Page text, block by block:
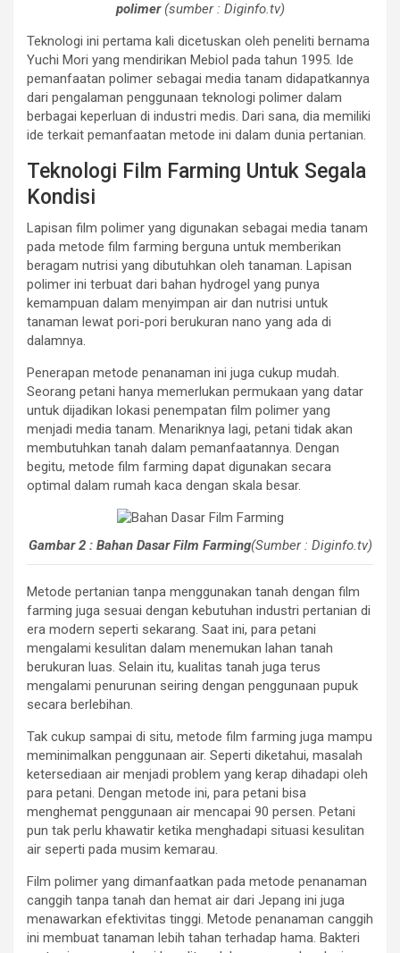
polimer(sumber : Diginfo.tv)
Teknologi ini pertama kali dicetuskan oleh peneliti bernama
Yuchi Mori yang mendirikan Mebiol pada tahun 1995. Ide
pemanfaatan polimer sebagai media tanam didapatkannya
dari pengalaman penggunaan teknologi polimer dalam
berbagai keperluan di industri medis. Dari sana, dia memiliki
ide terkait pemanfaatan metode ini dalam dunia pertanian.
Teknologi Film Farming Untuk Segala
Kondisi
Lapisan film polimer yang digunakan sebagai media tanam
pada metode film farming berguna untuk memberikan
beragam nutrisi yang dibutuhkan oleh tanaman. Lapisan
polimer ini terbuat dari bahan hydrogel yang punya
kemampuan dalam menyimpan air dan nutrisi untuk
tanaman lewat pori-pori berukuran nano yang ada di
dalamnya.
Penerapan metode penanaman ini juga cukup mudah.
Seorang petani hanya memerlukan permukaan yang datar
untuk dijadikan lokasi penempatan film polimer yang
menjadi media tanam. Menariknya lagi, petani tidak akan
membutuhkan tanah dalam pemanfaatannya. Dengan
begitu, metode film farming dapat digunakan secara
optimal dalam rumah kaca dengan skala besar.
Gambar 2 : Bahan Dasar Film Farming(Sumber : Diginfo.tv)
Metode pertanian tanpa menggunakan tanah dengan film
farming juga sesuai dengan kebutuhan industri pertanian di
era modern seperti sekarang. Saat ini, para petani
mengalami kesulitan dalam menemukan lahan tanah
berukuran luas. Selain itu, kualitas tanah juga terus
mengalami penurunan seiring dengan penggunaan pupuk
secara berlebihan.
Tak cukup sampai di situ, metode film farming juga mampu
meminimalkan penggunaan air. Seperti diketahui, masalah
ketersediaan air menjadi problem yang kerap dihadapi oleh
para petani. Dengan metode ini, para petani bisa
menghemat penggunaan air mencapai 90 persen. Petani
pun tak perlu khawatir ketika menghadapi situasi kesulitan
air seperti pada musim kemarau.
Film polimer yang dimanfaatkan pada metode penanaman
canggih tanpa tanah dan hemat air dari Jepang ini juga
menawarkan efektivitas tinggi. Metode penanaman canggih
ini membuat tanaman lebih tahan terhadap hama. Bakteri